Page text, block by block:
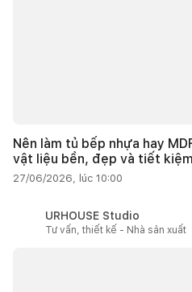
Nên làm tủ bếp nhựa hay
vật liệu bền, đẹp và tiết
27/06/2026, lúc 10:00
URHOUSE Studio
Tư vấn, thiết kế - Nhà sản xuất